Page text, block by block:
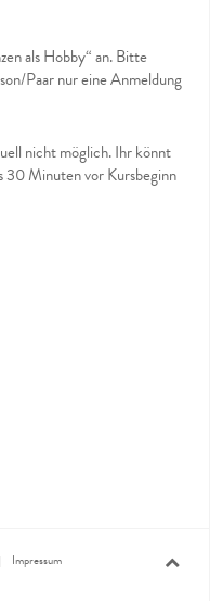
als Hobby“ an. Bitte
Paar nur eine Anmeldung
nicht möglich. Ihr könnt
30 Minuten vor Kursbeginn
Impressum